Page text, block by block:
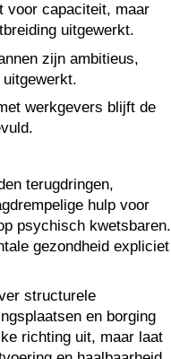
voor capaciteit, maar
uitgewerkt.
zijn ambitieus,
werkgevers blijft de
terugdringen,
hulp voor
psychisch kwetsbaren.
gezondheid expliciet
structurele
en borging
richting uit, maar laat